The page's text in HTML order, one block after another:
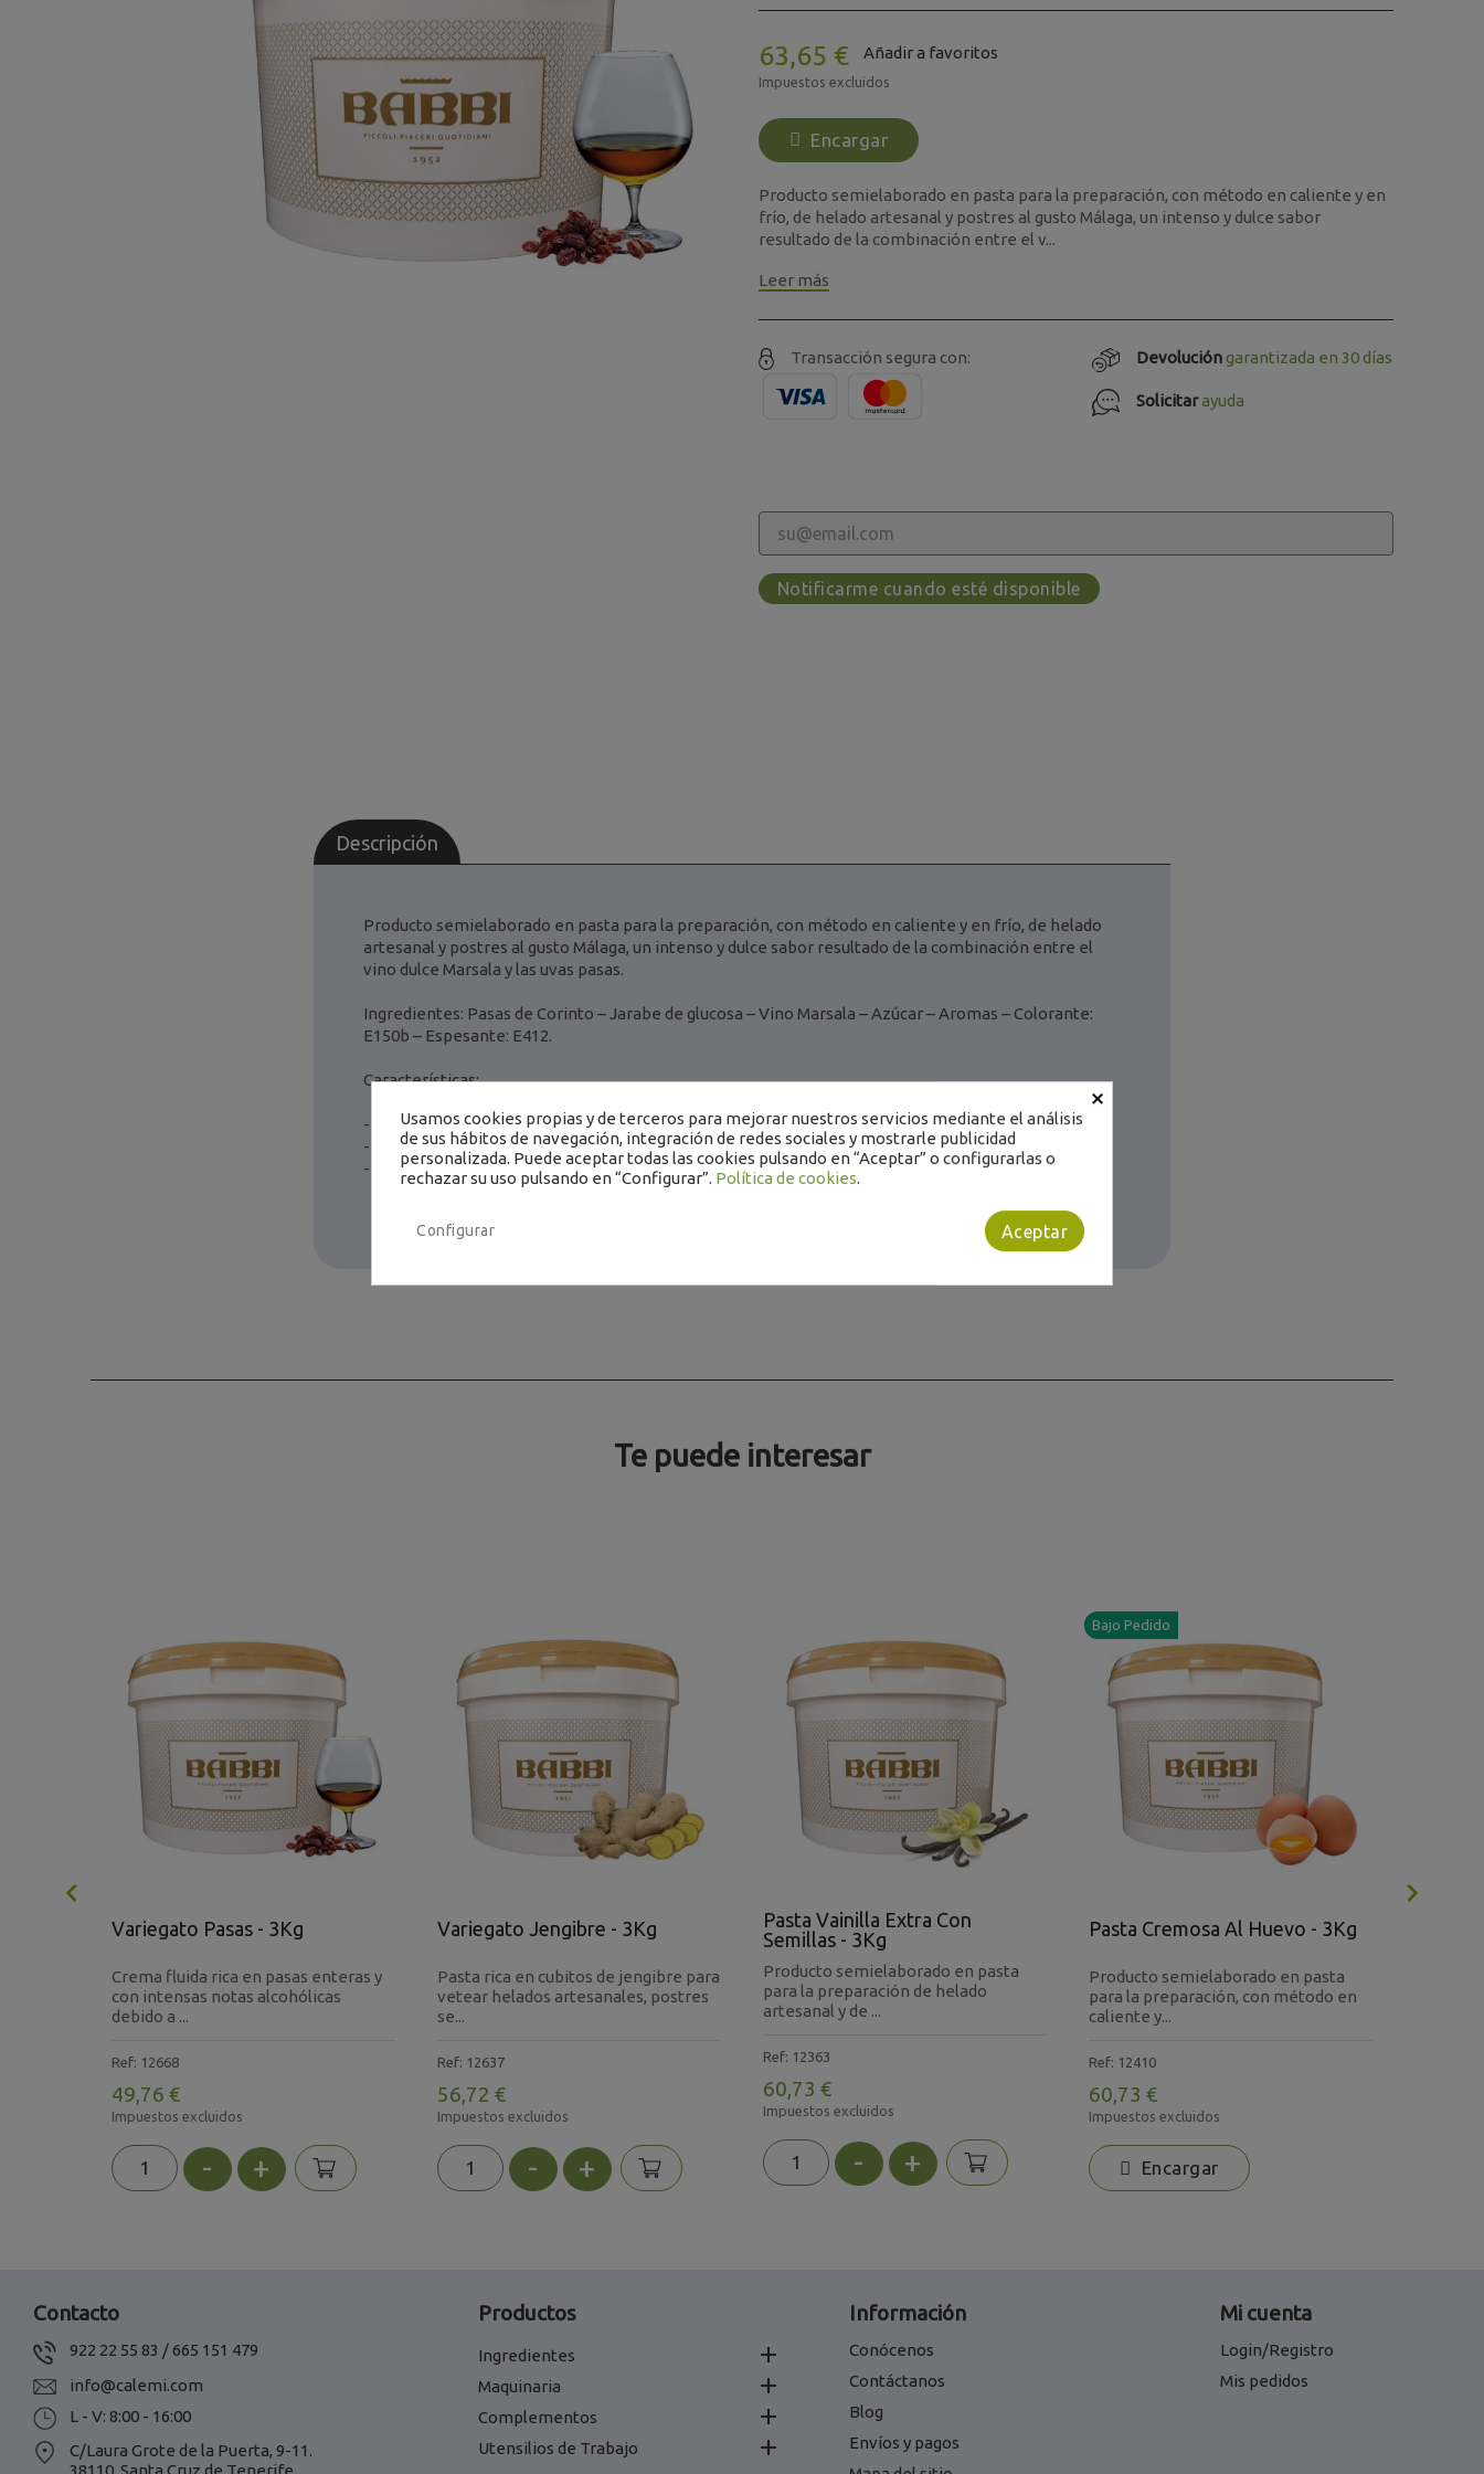
63,65 € Añadir a favoritos
Impuestos excluidos
Encargar
Producto semielaborado en pasta para la preparación, con método en caliente y en
frío, de helado artesanal y postres al gusto Málaga, un intenso y dulce sabor
resultado de la combinación entre el v...
Leer más
Transacción segura con: Devolucióngarantizada en 30 días
Solicitarayuda
Notificarme cuando esté disponible
Descripción
Producto semielaborado en pasta para la preparación, con método en caliente y en frío, de helado
artesanal y postres al gusto Málaga, un intenso y dulce sabor resultado de la combinación entre el
vino dulce Marsala y las uvas pasas.
Ingredientes: Pasas de Corinto – Jarabe de glucosa – Vino Marsala – Azúcar – Aromas – Colorante:
E150b – Espesante: E412.
Características:
- Sin gluten
- Dosis gr/lt: 50
- Formato: bote 3kg
Te puede interesar

Variegato Pasas - 3Kg
Crema fluida rica en pasas enteras y
con intensas notas alcohólicas
debido a ...
Ref: 12668
49,76 €
Impuestos excluidos
- +
Variegato Jengibre - 3Kg
Pasta rica en cubitos de jengibre para
vetear helados artesanales, postres
se...
Ref: 12637
56,72 €
Impuestos excluidos
- +
Pasta Vainilla Extra Con
Semillas - 3Kg
Producto semielaborado en pasta
para la preparación de helado
artesanal y de ...
Ref: 12363
60,73 €
Impuestos excluidos
- +
Pasta Cremosa Al Huevo - 3Kg
Producto semielaborado en pasta
para la preparación, con método en
caliente y...
Ref: 12410
60,73 €
Impuestos excluidos
Encargar
Bajo Pedido

Contacto
922 22 55 83 / 665 151 479
info@calemi.com
L - V: 8:00 - 16:00
C/Laura Grote de la Puerta, 9-11.
38110, Santa Cruz de Tenerife
Productos
Ingredientes 
Maquinaria 
Complementos 
Utensilios de Trabajo 
Información
Conócenos
Contáctanos
Blog
Envíos y pagos
Mi cuenta
Login/Registro
Mis pedidos
×
Usamos cookies propias y de terceros para mejorar nuestros servicios mediante el análisis
de sus hábitos de navegación, integración de redes sociales y mostrarle publicidad
personalizada. Puede aceptar todas las cookies pulsando en “Aceptar” o configurarlas o
rechazar su uso pulsando en “Configurar”. Política de cookies.
Aceptar
Configurar